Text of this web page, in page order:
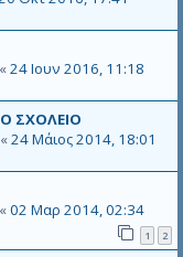
24 Ιουν 2016, 11:18
ΣΧΟΛΕΙΟ
«24 Μάιος 2014, 18:01
02 Μαρ 2014, 02:34
1 2